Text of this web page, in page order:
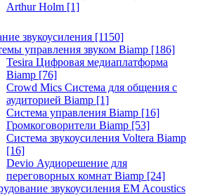
Arthur Holm [1]
звукоусиления [1150]
управления звуком Biamp [186]
Tesira Цифровая медиаплатформа
Biamp [76]
Crowd Mics Система для общения с
аудиторией Biamp [1]
Система управления Biamp [16]
Громкоговорители Biamp [53]
Система звукоусиления Voltera Biamp
[16]
Devio Аудиорешение для
переговорных комнат Biamp [24]
звукоусиления EM Acoustics